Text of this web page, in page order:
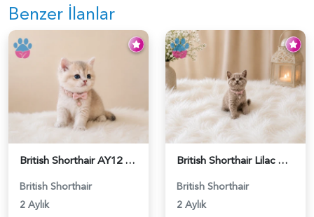
Benzer İlanlar
British Shorthair AY12 Güzel Kızımız - 6349
British Shorthair
2 Aylık
British Shorthair Lilac Renk Dişi Yavrumuz - 4646
British Shorthair
2 Aylık